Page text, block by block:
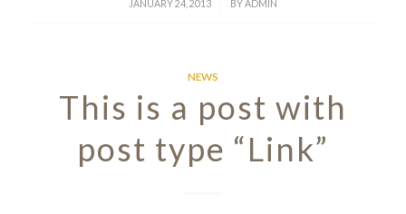
JANUARY 24, 2013
/ BYADMIN
NEWS
This is a post with
post type “Link”